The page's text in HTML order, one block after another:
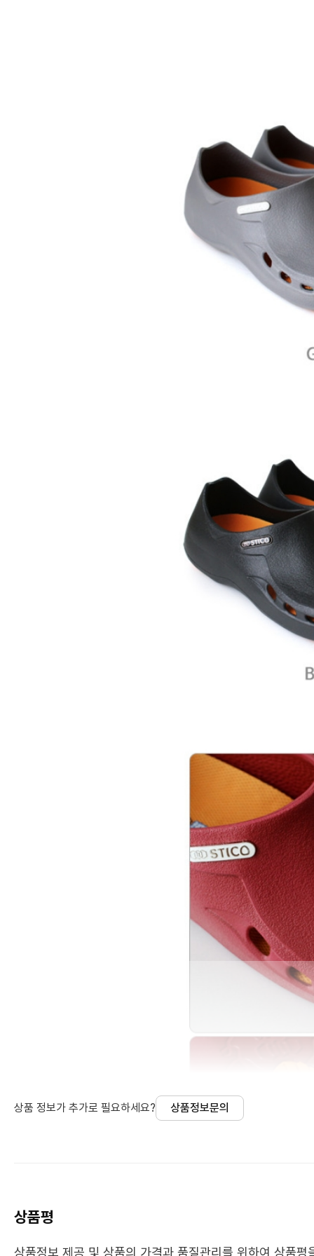
상품 정보가 추가로 필요하세요? 상품정보문의
상품평
상품정보 제공 및 상품의 가격과 품질관리를 위하여 상품